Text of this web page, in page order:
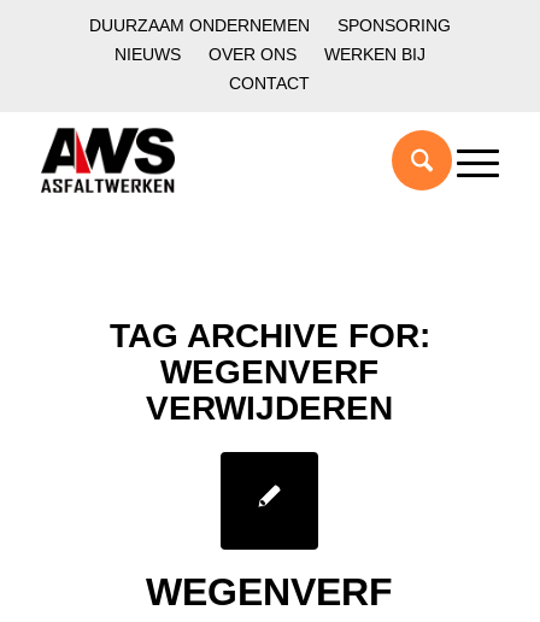
DUURZAAM ONDERNEMEN
SPONSORING
NIEUWS
OVER ONS
WERKEN BIJ
CONTACT
TAG ARCHIVE FOR:
WEGENVERF
VERWIJDEREN
WEGENVERF